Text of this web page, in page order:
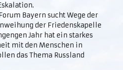
Bayern sucht Wege der
der Friedenskapelle
Jahr hat ein starkes
mit den Menschen in
das Thema Russland